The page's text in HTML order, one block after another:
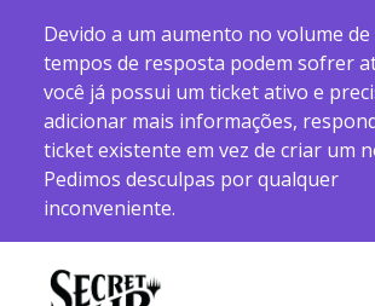
Devido a um aumento no volume
tempos de resposta podem sofrer
você já possui um ticket ativo e
adicionar mais informações,
ticket existente em vez de criar um
Pedimos desculpas por qualquer
inconveniente.